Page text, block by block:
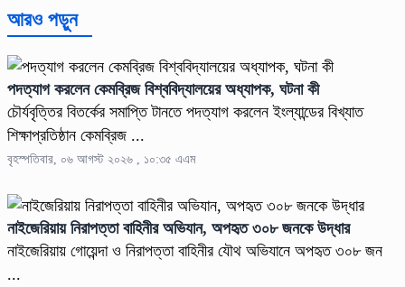
আরও পড়ুন
পদত্যাগ করলেন কেমব্রিজ বিশ্ববিদ্যালয়ের অধ্যাপক, ঘটনা কী
চৌর্যবৃত্তির বিতর্কের সমাপ্তি টানতে পদত্যাগ করলেন ইংল্যান্ডের বিখ্যাত
শিক্ষাপ্রতিষ্ঠান কেমব্রিজ ...
বৃহস্পতিবার, ০৬ আগস্ট ২০২৬ , ১০:৩৫ এএম
নাইজেরিয়ায় নিরাপত্তা বাহিনীর অভিযান, অপহৃত ৩০৮ জনকে উদ্ধার
নাইজেরিয়ায় গোয়েন্দা ও নিরাপত্তা বাহিনীর যৌথ অভিযানে অপহৃত ৩০৮ জন
...